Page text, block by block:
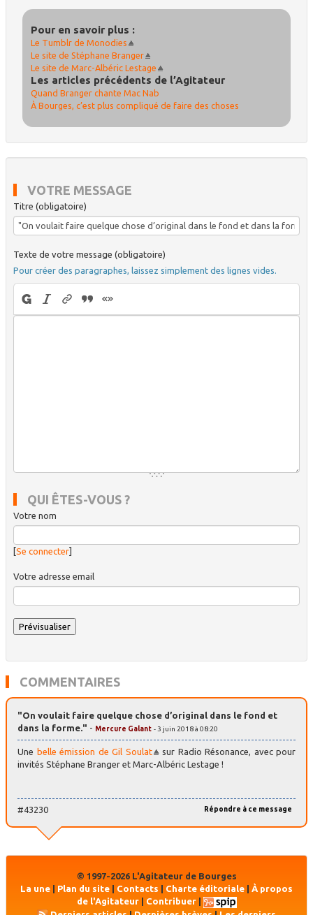
Pour en savoir plus :
Le Tumblr de Monodies
Le site de Stéphane Branger
Le site de Marc-Albéric Lestage
Les articles précédents de l’Agitateur
Quand Branger chante Mac Nab
À Bourges, c’est plus compliqué de faire des choses
VOTRE MESSAGE
Titre (obligatoire)
Texte de votre message (obligatoire)
Pour créer des paragraphes, laissez simplement des lignes vides.
QUI ÊTES-VOUS ?
Votre nom
[Se connecter]
Votre adresse email
COMMENTAIRES
"On voulait faire quelque chose d’original dans le fond et
dans la forme." - Mercure Galant - 3 juin 2018 à 08:20
Une belle émission de Gil Soulat
sur Radio Résonance, avec pour
invités Stéphane Branger et Marc-Albéric Lestage !
Répondre à ce message
#43230
© 1997-2026 L'Agitateur de Bourges
La une
Plan du site Contacts Charte éditoriale
À propos
de l'Agitateur| Contribuer|